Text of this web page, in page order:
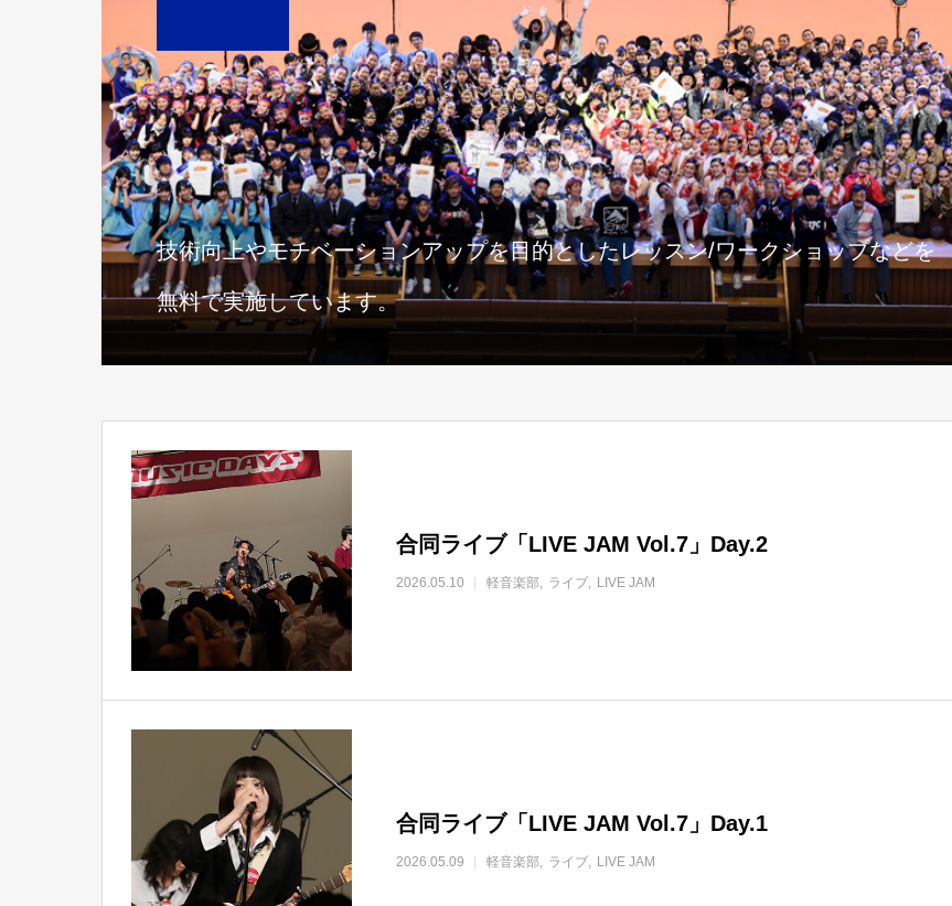
技術向上やモチベーションアップを目的としたレッスン/ワークショップなどを
無料で実施しています。
合同ライブ「LIVE JAM Vol.7」Day.2
2026.05.10 軽音楽部 ライブ LIVE JAM
合同ライブ「LIVE JAM Vol.7」Day.1
2026.05.09 軽音楽部 ライブ LIVE JAM